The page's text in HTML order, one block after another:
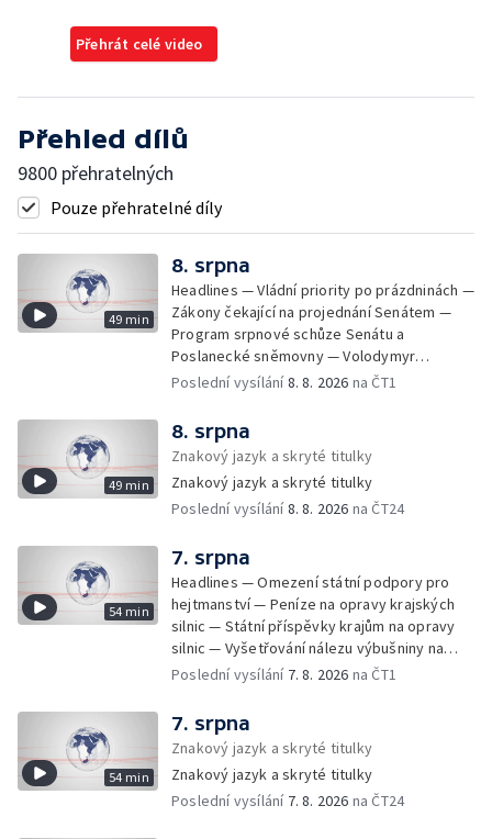
Přehrát celé video
Přehled dílů
9800 přehratelných
Pouze přehratelné díly
49 min
8. srpna
Headlines — Vládní priority po prázdninách —
Zákony čekající na projednání Senátem —
Program srpnové schůze Senátu a
Poslanecké sněmovny — Volodymyr
Zelenskyj jednal poprvé v Bělehradě —
provoz nelegálních domovů pro seniory —
Populace Česka stárne — Čekací lhůty na
přijetí do domovů pro seniory — Tisza
vybrala kandidáta na prezidenta — Tréninky
soutěžních párů StarDance — Následky
Prahou prošel průvod hrdosti na podporu
sexuálních menšin — Snazší vrácení zboží —
Pátrání na jezeře Most — Bezpečnost na
paddleboardech — Češi hledají chladnější
destinace — Kolik zaplatí Češi za dovolenou
— Cestování se zvířaty — Turistický nápor na
Šumavu — Demolice budovy ve Zlíně —
ministr spravedlnosti USA — Španělsko
zpřísnilo kontroly na hranicích — Česko
zaostává v obnovitelných zdrojích —
Pozorování hvězd na Jizerce — Přeshraniční
Poslední vysílání8. 8. 2026 na ČT1
49 min
8. srpna
Znakový jazyk a skryté titulky
Znakový jazyk a skryté titulky
Poslední vysílání8. 8. 2026 na ČT24
54 min
7. srpna
Headlines — Omezení státní podpory pro
hejtmanství — Peníze na opravy krajských
silnic — Státní příspěvky krajům na opravy
silnic — Vyšetřování nálezu výbušniny na
letišti v Lipsku — Pasové kontroly spojů mezi
budovy ve Zlíně — Pohřeb Milana Knížáka —
Obvinění v kauze Správy železnic — Tržby
ve službách vzrostly — Další útoku
ukrajinských dronů na sklady v Rusku —
Exhumace těl obětí volyňských masakrů —
Poslední vysílání 7. 8. 2026 na ČT1
54 min
7. srpna
Znakový jazyk a skryté titulky
Znakový jazyk a skryté titulky
Poslední vysílání 7. 8. 2026 na ČT24